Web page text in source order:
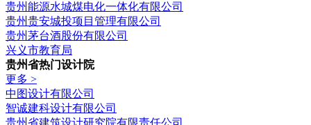
贵州能源水城煤电化一体化有限公司
贵州贵安城投项目管理有限公司
贵州茅台酒股份有限公司
兴义市教育局
贵州省热门设计院
更多 >
中图设计有限公司
智诚建科设计有限公司